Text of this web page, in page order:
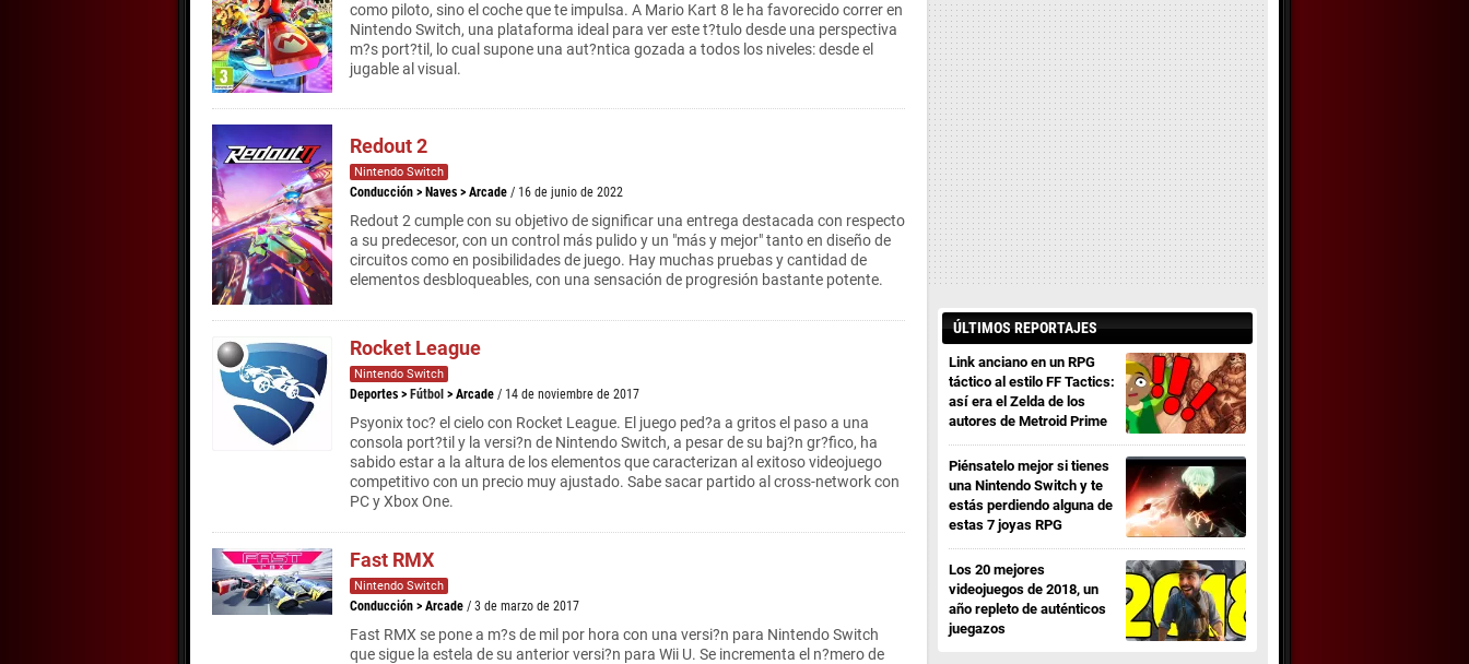
como piloto, sino el coche que te impulsa. A Mario Kart 8 le ha favorecido correr en
Nintendo Switch, una plataforma ideal para ver este t?tulo desde una perspectiva
m?s port?til, lo cual supone una aut?ntica gozada a todos los niveles: desde el
jugable al visual.
Redout 2
Nintendo Switch
Conducción > Naves > Arcade / 16 de junio de 2022
Redout 2 cumple con su objetivo de significar una entrega destacada con respecto
a su predecesor, con un control más pulido y un "más y mejor" tanto en diseño de
circuitos como en posibilidades de juego. Hay muchas pruebas y cantidad de
elementos desbloqueables, con una sensación de progresión bastante potente.
Rocket League
Nintendo Switch
Deportes > Fútbol > Arcade / 14 de noviembre de 2017
Psyonix toc? el cielo con Rocket League. El juego ped?a a gritos el paso a una
consola port?til y la versi?n de Nintendo Switch, a pesar de su baj?n gr?fico, ha
sabido estar a la altura de los elementos que caracterizan al exitoso videojuego
competitivo con un precio muy ajustado. Sabe sacar partido al cross-network con
PC y Xbox One.
Fast RMX
Nintendo Switch
Conducción > Arcade / 3 de marzo de 2017
Fast RMX se pone a m?s de mil por hora con una versi?n para Nintendo Switch
que sigue la estela de su anterior versi?n para Wii U. Se incrementa el n?mero de
ÚLTIMOS REPORTAJES
Link anciano en un RPG
táctico al estilo FF Tactics:
así era el Zelda de los
autores de Metroid Prime
Piénsatelo mejor si tienes
una Nintendo Switch y te
estás perdiendo alguna de
estas 7 joyas RPG
Los 20 mejores
videojuegos de 2018, un
año repleto de auténticos
juegazos